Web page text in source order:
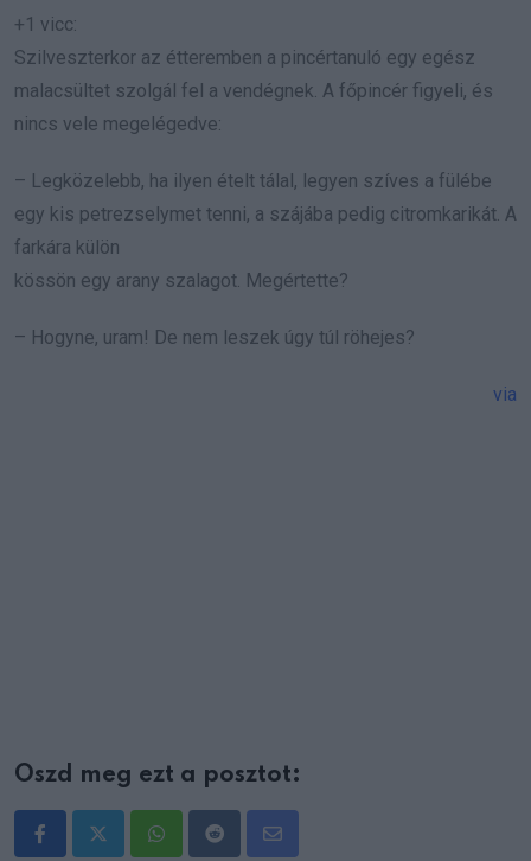
+1 vicc:
Szilveszterkor az étteremben a pincértanuló egy egész
malacsültet szolgál fel a vendégnek. A főpincér figyeli, és
nincs vele megelégedve:
– Legközelebb, ha ilyen ételt tálal, legyen szíves a fülébe
egy kis petrezselymet tenni, a szájába pedig citromkarikát. A
farkára külön
kössön egy arany szalagot. Megértette?
– Hogyne, uram! De nem leszek úgy túl röhejes?
via
Oszd meg ezt a posztot:
WhatsappRedditShare